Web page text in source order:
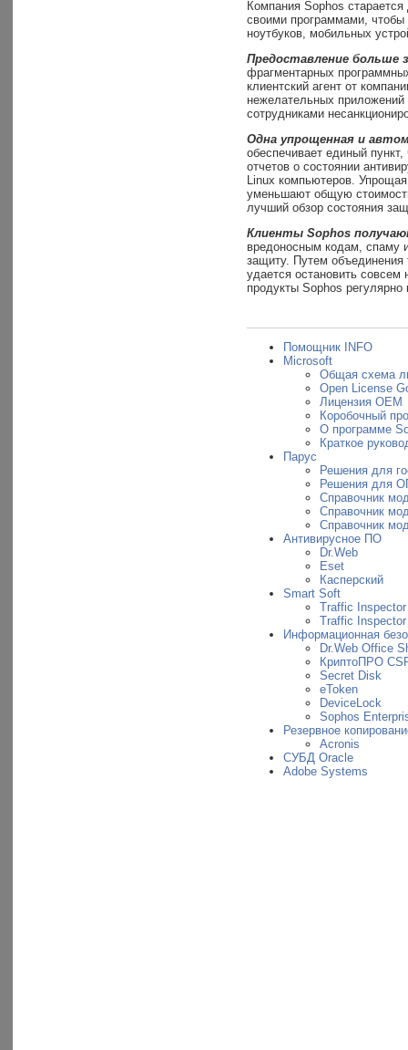
Компания Sophos
своими программами, чтобы
ноутбуков, мобильных
Предоставление
фрагментарных
клиентский агент от
нежелательных
сотрудниками
Одна упрощенная и
обеспечивает единый
отчетов о состоянии
Linux компьютеров.
уменьшают общую
лучший обзор состояния
Клиенты Sophos
вредоносным кодам, спаму
защиту. Путем объединения
удается остановить
продукты Sophos
Помощник INFO
Microsoft
Общая схема
Open License
Лицензия OEM
Коробочный
О программе
Краткое
Парус
Решения для
Решения для
Справочник
Справочник
Справочник
Антивирусное ПО
Dr.Web
Eset
Касперский
Smart Soft
Traffic Inspector
Traffic
Информационная
Dr.Web Office
КриптоПРО
Secret Disk
eToken
DeviceLock
Sophos
Резервное
Acronis
СУБД Oracle
Adobe Systems